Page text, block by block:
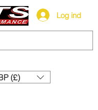
Log ind
(£)